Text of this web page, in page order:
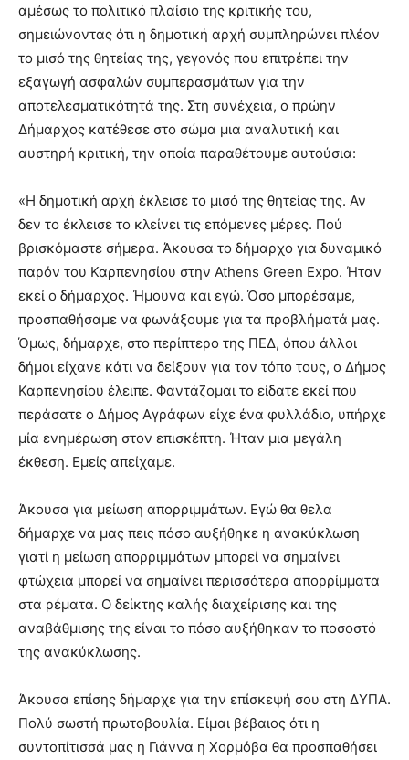
αμέσως το πολιτικό πλαίσιο της κριτικής του,
σημειώνοντας ότι η δημοτική αρχή συμπληρώνει πλέον
το μισό της θητείας της, γεγονός που επιτρέπει την
εξαγωγή ασφαλών συμπερασμάτων για την
αποτελεσματικότητά της. Στη συνέχεια, ο πρώην
Δήμαρχος κατέθεσε στο σώμα μια αναλυτική και
αυστηρή κριτική, την οποία παραθέτουμε αυτούσια:
«Η δημοτική αρχή έκλεισε το μισό της θητείας της. Αν
δεν το έκλεισε το κλείνει τις επόμενες μέρες. Πού
βρισκόμαστε σήμερα. Άκουσα το δήμαρχο για δυναμικό
παρόν του Καρπενησίου στην Athens Green Expo. Ήταν
εκεί ο δήμαρχος. Ήμουνα και εγώ. Όσο μπορέσαμε,
προσπαθήσαμε να φωνάξουμε για τα προβλήματά μας.
Όμως, δήμαρχε, στο περίπτερο της ΠΕΔ, όπου άλλοι
δήμοι είχανε κάτι να δείξουν για τον τόπο τους, ο Δήμος
Καρπενησίου έλειπε. Φαντάζομαι το είδατε εκεί που
περάσατε ο Δήμος Αγράφων είχε ένα φυλλάδιο, υπήρχε
μία ενημέρωση στον επισκέπτη. Ήταν μια μεγάλη
έκθεση. Εμείς απείχαμε.
Άκουσα για μείωση απορριμμάτων. Εγώ θα θελα
δήμαρχε να μας πεις πόσο αυξήθηκε η ανακύκλωση
γιατί η μείωση απορριμμάτων μπορεί να σημαίνει
φτώχεια μπορεί να σημαίνει περισσότερα απορρίμματα
στα ρέματα. Ο δείκτης καλής διαχείρισης και της
αναβάθμισης της είναι το πόσο αυξήθηκαν το ποσοστό
της ανακύκλωσης.
Άκουσα επίσης δήμαρχε για την επίσκεψή σου στη ΔΥΠΑ.
Πολύ σωστή πρωτοβουλία. Είμαι βέβαιος ότι η
συντοπίτισσά μας η Γιάννα η Χορμόβα θα προσπαθήσει